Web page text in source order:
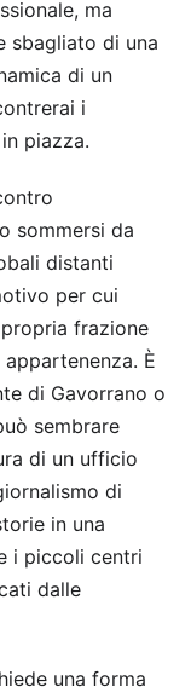
ma
sbagliato di una
di un
i
piazza.
sommersi da
distanti
per cui
frazione
È
di Gavorrano o
sembrare
di un ufficio
di
in una
i piccoli centri
dalle
una forma